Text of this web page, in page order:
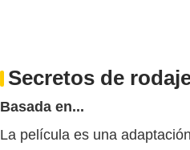
Secretos de
Basada en...
La película es una